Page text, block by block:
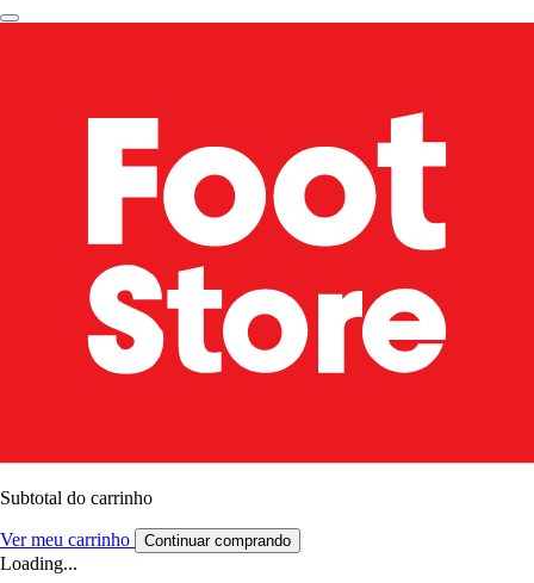
Subtotal do carrinho
Ver meu carrinho Continuar comprando
Loading...